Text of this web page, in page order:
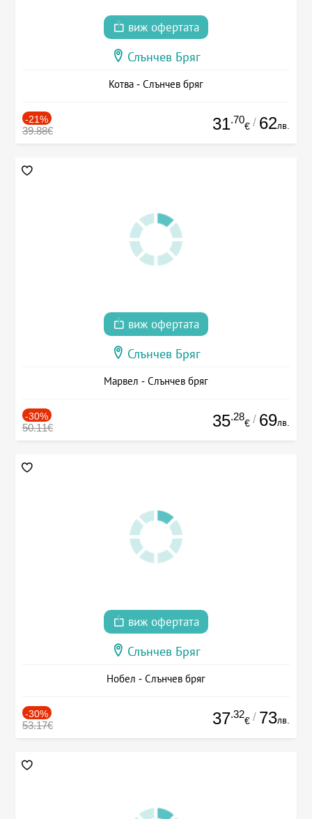
виж офертата
Слънчев Бряг
Котва - Слънчев бряг
-21%
39.88€ 31.70
€ / 62лв.
виж офертата
Слънчев Бряг
Марвел - Слънчев бряг
-30%
50.11€ 35.28
€ / 69лв.
виж офертата
Слънчев Бряг
Нобел - Слънчев бряг
-30%
53.17€ 37.32
€ / 73лв.